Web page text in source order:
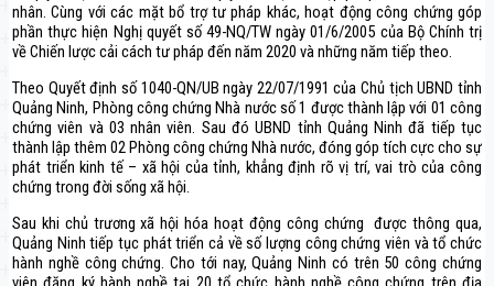
nhân. Cùng với các mặt bổ trợ tư pháp khác, hoạt động công chứng góp
phần thực hiện Nghị quyết số 49-NQ/TW ngày 01/6/2005 của Bộ Chính trị
về Chiến lược cải cách tư pháp đến năm 2020 và những năm tiếp theo.
Theo Quyết định số 1040-QN/UB ngày 22/07/1991 của Chủ tịch UBND tỉnh
Quảng Ninh, Phòng công chứng Nhà nước số 1 được thành lập với 01 công
chứng viên và 03 nhân viên. Sau đó UBND tỉnh Quảng Ninh đã tiếp tục
thành lập thêm 02 Phòng công chứng Nhà nước, đóng góp tích cực cho sự
phát triển kinh tế – xã hội của tỉnh, khẳng định rõ vị trí, vai trò của công
chứng trong đời sống xã hội.
Sau khi chủ trương xã hội hóa hoạt động công chứng được thông qua,
Quảng Ninh tiếp tục phát triển cả về số lượng công chứng viên và tổ chức
hành nghề công chứng. Cho tới nay, Quảng Ninh có trên 50 công chứng